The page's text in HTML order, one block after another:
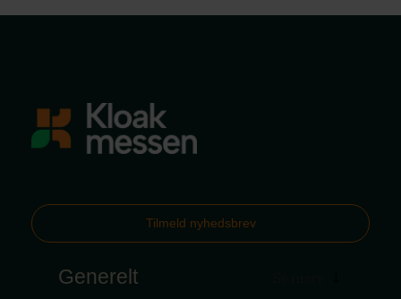
Tilmeld nyhedsbrev
Generelt